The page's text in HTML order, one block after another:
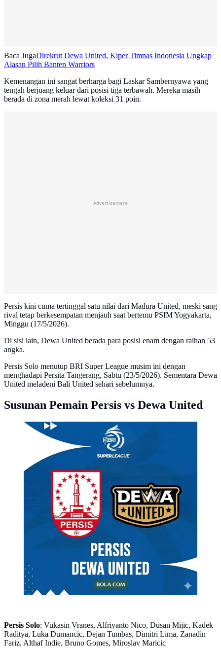
Baca JugaDirekrut Dewa United, Kiper Timnas Indonesia Ungkap
Alasan Pilih Banten Warriors
Kemenangan ini sangat berharga bagi Laskar Sambernyawa yang
tengah berjuang keluar dari posisi tiga terbawah. Mereka masih
berada di zona merah lewat koleksi 31 poin.
Advertisement
Persis kini cuma tertinggal satu nilai dari Madura United, meski sang
rival tetap berkesempatan menjauh saat bertemu PSIM Yogyakarta,
Minggu (17/5/2026).
Di sisi lain, Dewa United berada para posisi enam dengan raihan 53
angka.
Persis Solo menutup BRI Super League musim ini dengan
menghadapi Persita Tangerang, Sabtu (23/5/2026). Sementara Dewa
United meladeni Bali United sehari sebelumnya.
Susunan Pemain Persis vs Dewa United
Ilustrasi Persis Solo vs Dewa United di BRI Super
League. (Bola.com/Generated AI/Wiwig Prayugi)
Persis Solo: Vukasin Vranes, Alfriyanto Nico, Dusan Mijic, Kadek
Raditya, Luka Dumancic, Dejan Tumbas, Dimitri Lima, Zanadin
Fariz, Althaf Indie, Bruno Gomes, Miroslav Maricic